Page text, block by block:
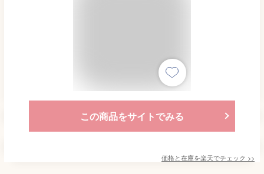
この商品をサイトでみる
価格と在庫を楽天でチェック >>